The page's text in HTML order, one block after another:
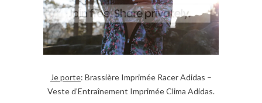
Je porte: Brassière Imprimée Racer Adidas –
Veste d’Entraînement Imprimée Clima Adidas.